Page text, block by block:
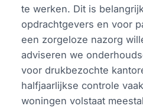
te werken. Dit is
opdrachtgevers en voor
een zorgeloze nazorg
adviseren we
voor drukbezochte
halfjaarlijkse controle
woningen volstaat